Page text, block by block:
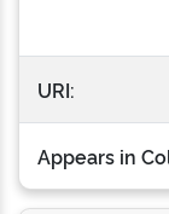
URI:
Appears in